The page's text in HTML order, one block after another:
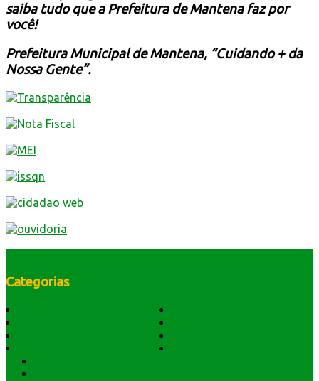
saiba tudo que a Prefeitura de Mantena faz por
você!
Prefeitura Municipal de Mantena, “Cuidando + da
Nossa Gente”.
Categorias